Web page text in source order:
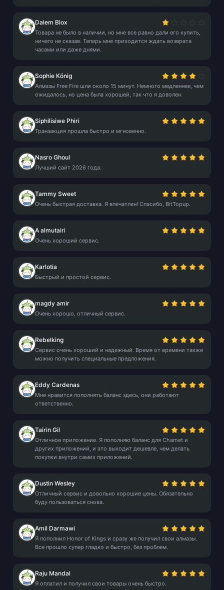
Dalem Blox
Товара не было в наличии, но мне все равно дали его купить,
ничего не сказав. Теперь мне приходится ждать возврата
часами или даже днями.
Sophie König
Алмазы Free Fire шли около 15 минут. Немного медленнее, чем
ожидалось, но цена была хорошей, так что я доволен.
Siphilisiwe Phiri
Транзакция прошла быстро и мгновенно.
Nasro Ghoul
Лучший сайт 2026 года.
Tammy Sweet
Очень быстрая доставка. Я впечатлен! Спасибо, BitTopup.
A almutairi
Очень хороший сервис.
Karlotia
Быстрый и простой сервис.
magdy amir
Очень хорошо, отличный сервис.
Rebelking
Сервис очень хороший и надежный. Время от времени также
можно получить специальные предложения.
Eddy Cardenas
Мне нравится пополнять баланс здесь, они работают
ответственно.
Tairin Gil
Отличное приложение. Я пополняю баланс для Chamet и
других приложений, и это выходит дешевле, чем делать
покупки внутри самих приложений.
Dustin Wesley
Отличный сервис и довольно хорошие цены. Обязательно
буду пользоваться снова.
Amil Darmawi
Я пополнил Honor of Kings и сразу же получил свои алмазы.
Все прошло супер гладко и быстро, без проблем.
Raju Mandal
Я оплатил и получил свои товары очень быстро.